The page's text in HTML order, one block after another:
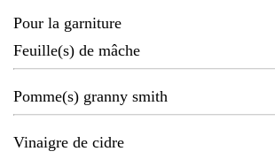
Pour la garniture
Feuille(s) de mâche
Pomme(s) granny smith
Vinaigre de cidre